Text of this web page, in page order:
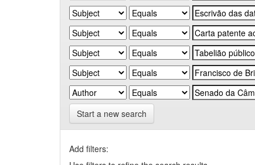
Start a new search
Add filters: